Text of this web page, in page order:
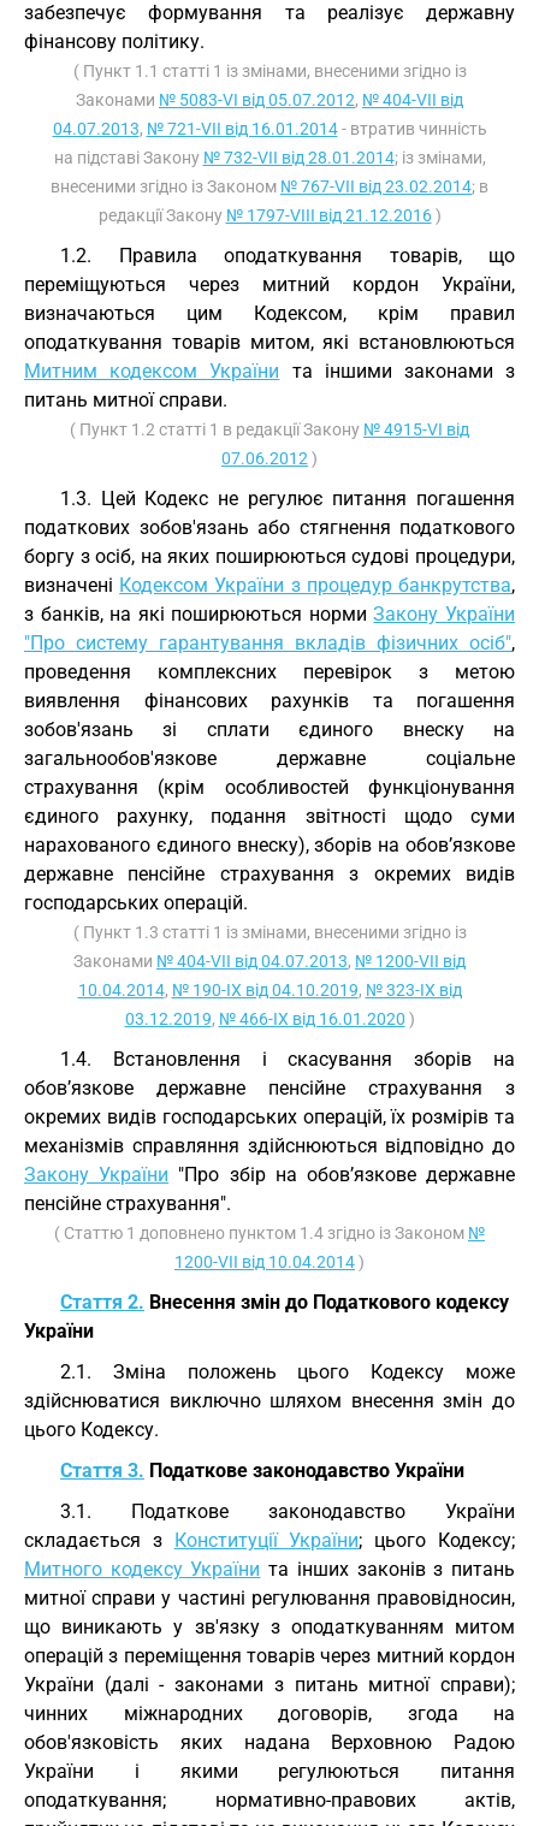
забезпечує формування та реалізує державну
фінансову політику.
( Пункт 1.1 статті 1 із змінами, внесеними згідно із
Законами № 5083-VI від 05.07.2012, № 404-VII від
04.07.2013, № 721-VII від 16.01.2014- втратив чинність
на підставі Закону № 732-VII від 28.01.2014; із змінами,
внесеними згідно із Законом № 767-VII від 23.02.2014; в
редакції Закону № 1797-VIII від 21.12.2016)
1.2. Правила оподаткування товарів, що
переміщуються через митний кордон України,
визначаються цим Кодексом, крім правил
оподаткування товарів митом, які встановлюються
Митним кодексом України та іншими законами з
питань митної справи.
( Пункт 1.2 статті 1 в редакції Закону № 4915-VI від
07.06.2012 )
1.3. Цей Кодекс не регулює питання погашення
податкових зобов'язань або стягнення податкового
боргу з осіб, на яких поширюються судові процедури,
визначені Кодексом України з процедур банкрутства,
з банків, на які поширюються нормиЗакону України
"Про систему гарантування вкладів фізичних осіб",
проведення комплексних перевірок з метою
виявлення фінансових рахунків та погашення
зобов'язань зі сплати єдиного внеску на
загальнообов'язкове державне соціальне
страхування (крім особливостей функціонування
єдиного рахунку, подання звітності щодо суми
нарахованого єдиного внеску), зборів на обов’язкове
державне пенсійне страхування з окремих видів
господарських операцій.
( Пункт 1.3 статті 1 із змінами, внесеними згідно із
Законами № 404-VII від 04.07.2013, № 1200-VII від
10.04.2014, № 190-IX від 04.10.2019, № 323-IX від
03.12.2019, № 466-IX від 16.01.2020 )
1.4. Встановлення і скасування зборів на
обов’язкове державне пенсійне страхування з
окремих видів господарських операцій, їх розмірів та
механізмів справляння здійснюються відповідно до
Закону України "Про збір на обов’язкове державне
пенсійне страхування".
( Статтю 1 доповнено пунктом 1.4 згідно із Законом №
1200-VII від 10.04.2014)
Стаття 2. Внесення змін до Податкового кодексу
України
2.1. Зміна положень цього Кодексу може
здійснюватися виключно шляхом внесення змін до
цього Кодексу.
Стаття 3. Податкове законодавство України
3.1. Податкове законодавство України
складається з Конституції України; цього Кодексу;
Митного кодексу України та інших законів з питань
митної справи у частині регулювання правовідносин,
що виникають у зв'язку з оподаткуванням митом
операцій з переміщення товарів через митний кордон
України (далі - законами з питань митної справи);
чинних міжнародних договорів, згода на
обов'язковість яких надана Верховною Радою
України і якими регулюються питання
оподаткування; нормативно-правових актів,